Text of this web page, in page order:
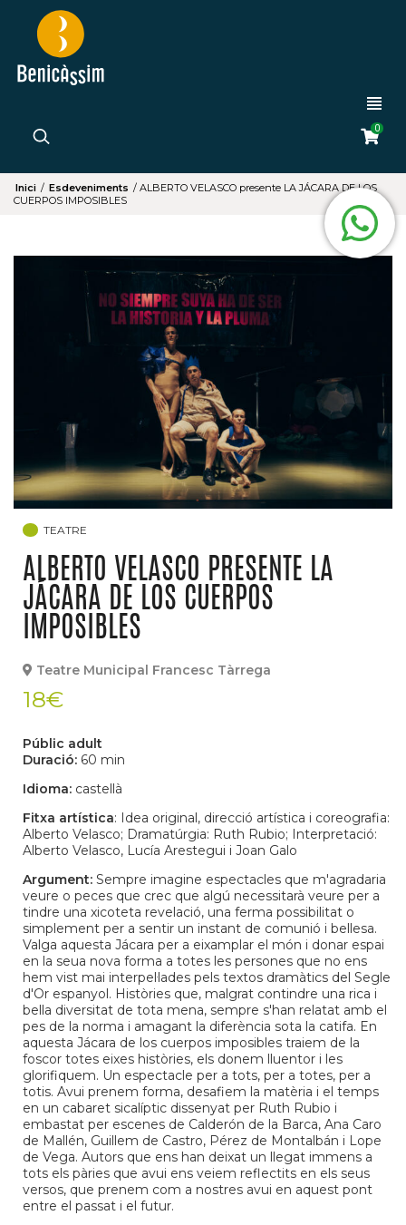
0
Inici / Esdeveniments / ALBERTO VELASCO presente LA JÁCARA DE LOS
CUERPOS IMPOSIBLES
TEATRE
ALBERTO VELASCO PRESENTE LA
JÁCARA DE LOS CUERPOS
IMPOSIBLES
Teatre Municipal Francesc Tàrrega
18€
Públic adult
Duració: 60 min
Idioma: castellà
Fitxa artística: Idea original, direcció artística i coreografia:
Alberto Velasco; Dramatúrgia: Ruth Rubio; Interpretació:
Alberto Velasco, Lucía Arestegui i Joan Galo
Argument: Sempre imagine espectacles que m'agradaria
veure o peces que crec que algú necessitarà veure per a
tindre una xicoteta revelació, una ferma possibilitat o
simplement per a sentir un instant de comunió i bellesa.
Valga aquesta Jácara per a eixamplar el món i donar espai
en la seua nova forma a totes les persones que no ens
hem vist mai interpel·lades pels textos dramàtics del Segle
d'Or espanyol. Històries que, malgrat contindre una rica i
bella diversitat de tota mena, sempre s'han relatat amb el
pes de la norma i amagant la diferència sota la catifa. En
aquesta Jácara de los cuerpos imposibles traiem de la
foscor totes eixes històries, els donem lluentor i les
glorifiquem. Un espectacle per a tots, per a totes, per a
totis. Avui prenem forma, desafiem la matèria i el temps
en un cabaret sicalíptic dissenyat per Ruth Rubio i
embastat per escenes de Calderón de la Barca, Ana Caro
de Mallén, Guillem de Castro, Pérez de Montalbán i Lope
de Vega. Autors que ens han deixat un llegat immens a
tots els pàries que avui ens veiem reflectits en els seus
versos, que prenem com a nostres avui en aquest pont
entre el passat i el futur.